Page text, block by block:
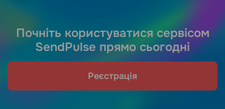
Почніть користуватися сервісом
SendPulse прямо сьогодні
Реєстрація